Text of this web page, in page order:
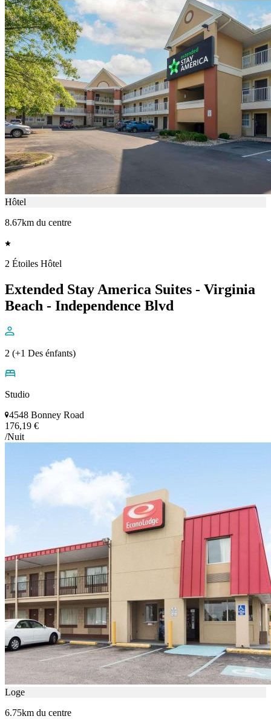
Hôtel
8.67km du centre
2 Étoiles Hôtel
Extended Stay America Suites - Virginia
Beach - Independence Blvd
2 (+1 Des énfants)
Studio
4548 Bonney Road
176,19 €
/Nuit
Loge
6.75km du centre